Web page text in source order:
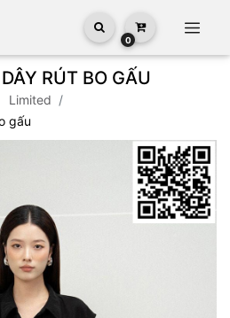
0
RÚT BO GẤU
limited
gấu